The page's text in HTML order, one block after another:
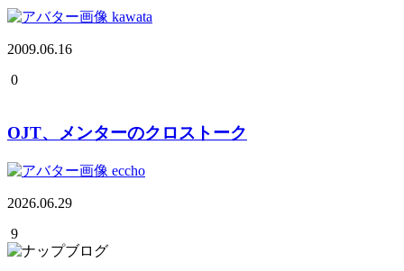
kawata
2009.06.16
0
OJT、メンターのクロストーク
eccho
2026.06.29
9